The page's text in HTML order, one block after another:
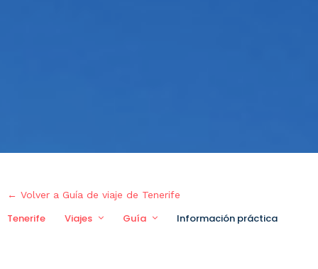
← Volver a Guía de viaje de Tenerife
Tenerife Viajes Guía Información práctica